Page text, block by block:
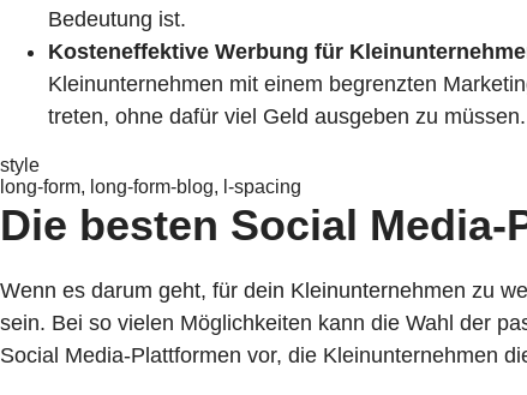
Bedeutung ist.
Kosteneffektive Werbung für
Kleinunternehmen mit einem begrenzten
treten, ohne dafür viel Geld ausgeben zu müssen.
style
long-form, long-form-blog, l-spacing
Die besten Social
Wenn es darum geht, für dein Kleinunternehmen zu
sein. Bei so vielen Möglichkeiten kann die Wahl der
Social Media-Plattformen vor, die Kleinunternehmen